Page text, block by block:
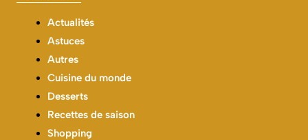
Actualités
Astuces
Autres
Cuisine du monde
Desserts
Recettes de saison
Shopping